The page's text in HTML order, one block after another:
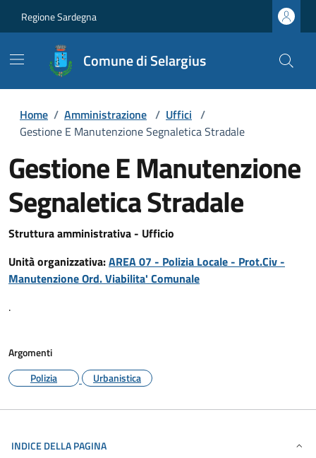
Regione Sardegna
Comune di Selargius
Home / Amministrazione / Uffici /
Gestione E Manutenzione Segnaletica Stradale
Gestione E Manutenzione
Segnaletica Stradale
Struttura amministrativa - Ufficio
Unità organizzativa:AREA 07 - Polizia Locale - Prot.Civ -
Manutenzione Ord. Viabilita' Comunale
.
Argomenti
Polizia
Urbanistica
INDICE DELLA PAGINA